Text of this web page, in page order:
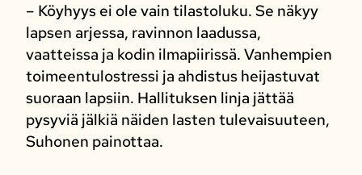
– Köyhyys ei ole vain tilastoluku. Se näkyy
lapsen arjessa, ravinnon laadussa,
vaatteissa ja kodin ilmapiirissä. Vanhempien
toimeentulostressi ja ahdistus heijastuvat
suoraan lapsiin. Hallituksen linja jättää
pysyviä jälkiä näiden lasten tulevaisuuteen,
Suhonen painottaa.